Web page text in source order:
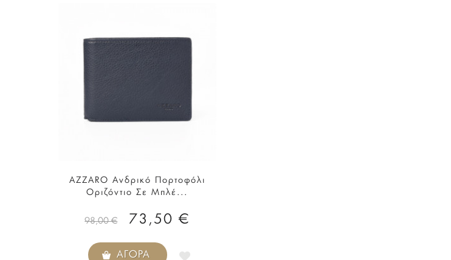
AZZARO Ανδρικό Πορτοφόλι
Οριζόντιο Σε Μπλέ...
98,00 € 73,50 €
ΑΓΟΡΆ